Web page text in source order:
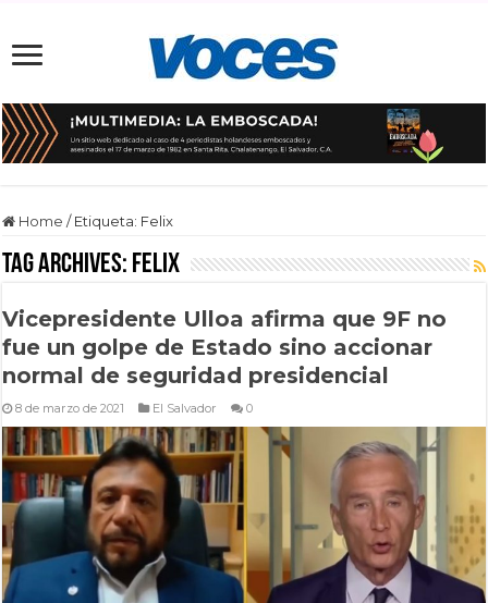
Home / Etiqueta: Felix
Tag Archives: Felix
Vicepresidente Ulloa afirma que 9F no
fue un golpe de Estado sino accionar
normal de seguridad presidencial
8 de marzo de 2021 El Salvador 0